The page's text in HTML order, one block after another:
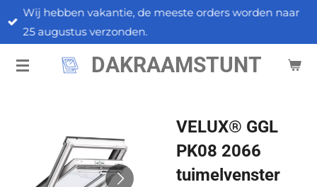
Ga
direct
de
DAKRAAMSTUNT
Wij hebben vakantie, de meeste orders worden naar
25 augustus verzonden.
VELUX® GGL
PK08 2066
tuimelvenster